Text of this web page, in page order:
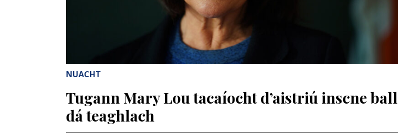
NUACHT
Tugann Mary Lou tacaíocht d’aistriú inscne ball
dá teaghlach